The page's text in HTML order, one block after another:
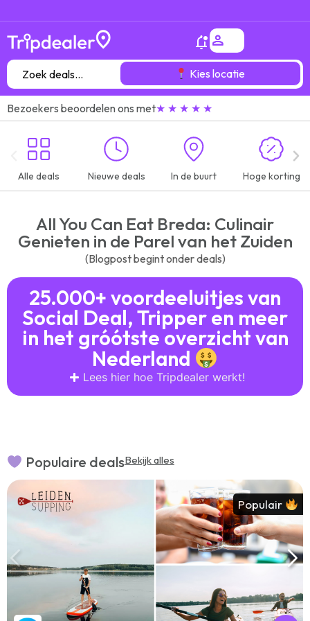
Hetgróótste voordeeluitjes overzichtvan heel
25.000+kortingsuitjes van7verschillende aanbieders!
Hetgróótste voordeeluitjes overzichtvan heel
25.000+kortingsuitjes van7verschillende aanbieders!
Hetgróótste voordeeluitjes overzichtvan heel
25.000+kortingsuitjes van7verschillende aanbieders!
Kies locatie
Bezoekers beoordelen ons met★ ★ ★ ★ ★
Alle deals Nieuwe deals In de buurt Hoge korting
All You Can Eat Breda: Culinair
Genieten in de Parel van het Zuiden
(Blogpost begint onder deals)
25.000+ voordeeluitjes van
Social Deal, Tripper en meer
in het gróótste overzicht van
Nederland
Lees hier hoe Tripdealer werkt!
Populaire dealsBekijk alles
Populair